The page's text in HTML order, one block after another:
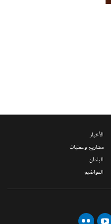
الأخبار
مشاريع وعمليات
البلدان
المواضيع